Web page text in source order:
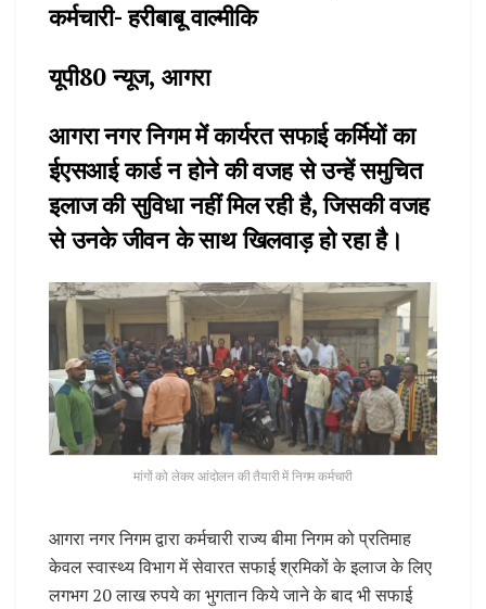
कर्मचारी- हरीबाबू वाल्मीकि
यूपी80 न्यूज, आगरा
आगरा नगर निगम में कार्यरत सफाई कर्मियों का
ईएसआई कार्ड न होने की वजह से उन्हें समुचित
इलाज की सुविधा नहीं मिल रही है, जिसकी वजह
से उनके जीवन के साथ खिलवाड़ हो रहा है।
मांगों को लेकर आंदोलन की तैयारी में निगम कर्मचारी
आगरा नगर निगम द्वारा कर्मचारी राज्य बीमा निगम को प्रतिमाह
केवल स्वास्थ्य विभाग में सेवारत सफाई श्रमिकों के इलाज के लिए
लगभग 20 लाख रुपये का भुगतान किये जाने के बाद भी सफाई